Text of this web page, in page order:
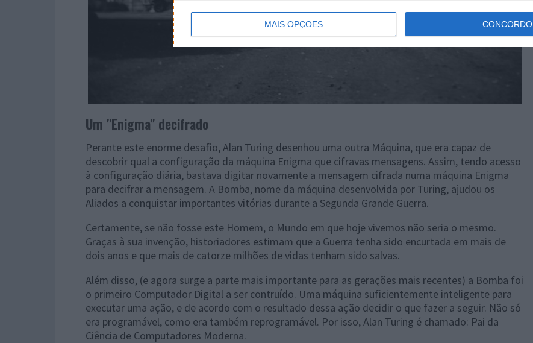
MAIS OPÇÕES CONCORDO
Um "Enigma" decifrado
Perante este enorme desafio, Alan Turing desenhou uma outra Máquina, que era capaz de
descobrir qual a configuração da máquina Enigma que cifravas mensagens. Assim, tendo acesso
à configuração diária, bastava digitar novamente a mensagem cifrada numa máquina Enigma
para decifrar a mensagem. A Bomba, nome da máquina desenvolvida por Turing, ajudou os
Aliados a conquistar importantes vitórias durante a Segunda Grande Guerra.
Certamente, se não fosse este Homem, o Mundo em que hoje vivemos não seria o mesmo.
Graças à sua invenção, historiadores estimam que a Guerra tenha sido encurtada em mais de
dois anos e que mais de catorze milhões de vidas tenham sido salvas.
Além disso, (e agora surge a parte mais importante para as gerações mais recentes) a Bomba foi
o primeiro Computador Digital a ser contruído. Uma máquina suficientemente inteligente para
executar uma ação, e de acordo com o resultado dessa ação decidir o que fazer a seguir. Não só
era programável, como era também reprogramável. Por isso, Alan Turing é chamado: Pai da
Ciência de Computadores Moderna.